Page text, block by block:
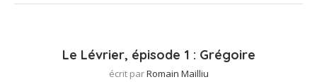
Le Lévrier, épisode 1 : Grégoire
écrit parRomain Mailliu